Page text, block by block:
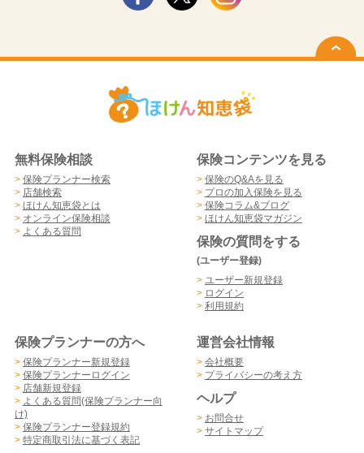
無料保険相談
> 保険プランナー検索
> 店舗検索
> ほけん知恵袋とは
> オンライン保険相談
> よくある質問
保険コンテンツを見る
> 保険のQ&Aを見る
> プロの加入保険を見る
> 保険コラム&ブログ
> ほけん知恵袋マガジン
保険の質問をする
(ユーザー登録)
> ユーザー新規登録
> ログイン
> 利用規約
保険プランナーの方へ
> 保険プランナー新規登録
> 保険プランナーログイン
> 店舗新規登録
> よくある質問(保険プランナー向
け)
> 保険プランナー登録規約
> 特定商取引法に基づく表記
運営会社情報
> 会社概要
> プライバシーの考え方
ヘルプ
> お問合せ
> サイトマップ